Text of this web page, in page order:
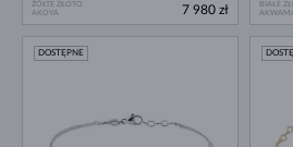
ŻÓŁTE ZŁOTO
AKOYA
7 980 zł
BIAŁE
DOSTĘPNE